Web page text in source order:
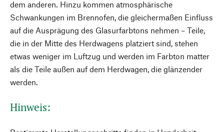
dem anderen. Hinzu kommen atmosphärische
Schwankungen im Brennofen, die gleichermaßen Einfluss
auf die Ausprägung des Glasurfarbtons nehmen – Teile,
die in der Mitte des Herdwagens platziert sind, stehen
etwas weniger im Luftzug und werden im Farbton matter
als die Teile außen auf dem Herdwagen, die glänzender
werden.
Hinweis: